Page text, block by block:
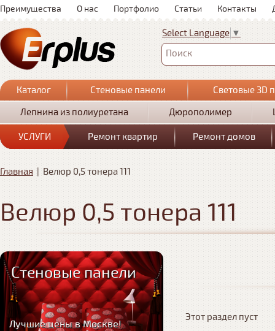
Преимущества О нас Портфолио Статьи Контакты
Select Language ▼
Поиск
Каталог Стеновые панели
Световые 3D
Лепнина из полиуретана
Дюрополимер
УСЛУГИ Ремонт квартир Ремонт домов
Главная | Велюр 0,5 тонера 111
Велюр 0,5 тонера 111
Этот раздел пуст
Стеновые панели
Лучшие цены в Москве!